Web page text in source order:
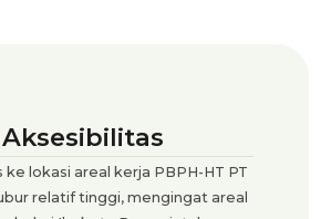
Aksesibilitas
ke lokasi areal kerja PBPH-HT PT
relatif tinggi, mengingat areal